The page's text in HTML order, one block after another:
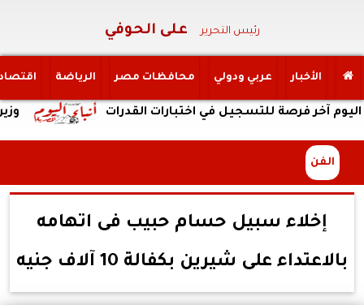
رئيس التحرير على الحوفي
الأخبار عربي ودولي محافظات مصر الرياضة
وزير فرصة للتسجيل في اختبارات القدرات
الفن
إخلاء سبيل حسام حبيب فى اتهامه
بالاعتداء على شيرين بكفالة 10 آلاف جنيه